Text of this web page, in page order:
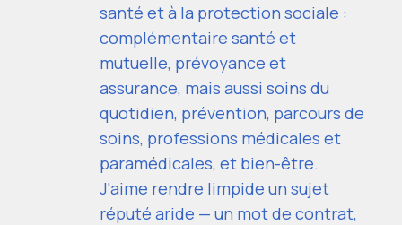
santé et à la protection sociale :
complémentaire santé et
mutuelle, prévoyance et
assurance, mais aussi soins du
quotidien, prévention, parcours de
soins, professions médicales et
paramédicales, et bien-être.
J'aime rendre limpide un sujet
réputé aride — un mot de contrat,